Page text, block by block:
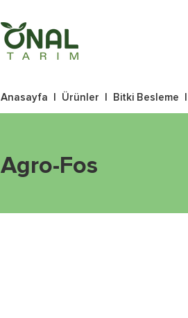
Anasayfa Ürünler Bitki Besleme
Agro-Fos